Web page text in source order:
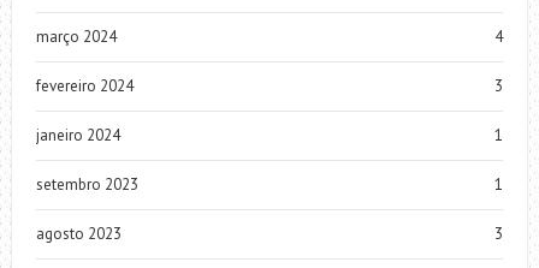
março 2024 4
fevereiro 2024 3
janeiro 2024 1
setembro 2023 1
agosto 2023 3